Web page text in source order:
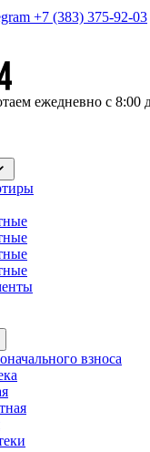
+7 (383) 375-92-03
ежедневно с 8:00
взноса